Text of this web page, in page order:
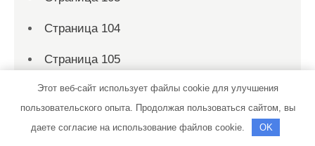
Страница 104
Страница 105
Страница 106
Этот веб-сайт использует файлы cookie для улучшения
пользовательского опыта. Продолжая пользоваться сайтом, вы
даете согласие на использование файлов cookie.
OK